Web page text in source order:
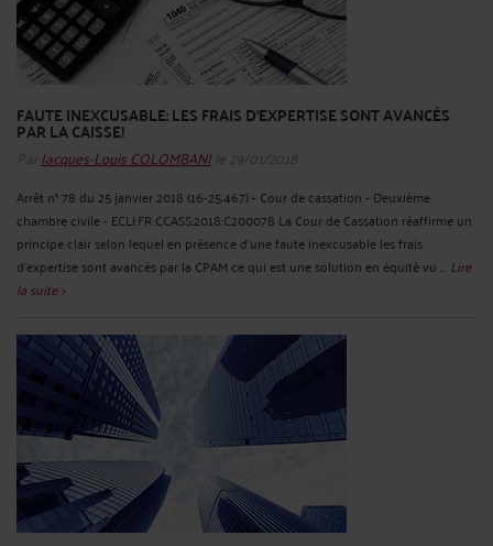
FAUTE INEXCUSABLE: LES FRAIS D'EXPERTISE SONT AVANCÉS
PAR LA CAISSE!
Par Jacques-Louis COLOMBANI le 29/01/2018
Arrêt n° 78 du 25 janvier 2018 (16-25.467) - Cour de cassation - Deuxième
chambre civile - ECLI:FR:CCASS:2018:C200078 La Cour de Cassation réaffirme un
principe clair selon lequel en présence d'une faute inexcusable les frais
d'expertise sont avancés par la CPAM ce qui est une solution en équité vu ... Lire
la suite >